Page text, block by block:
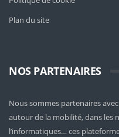
Plan du site
NOS PARTENAIRES
Nous sommes partenaires
autour de la mobilité, dans les
l’informatiques… ces